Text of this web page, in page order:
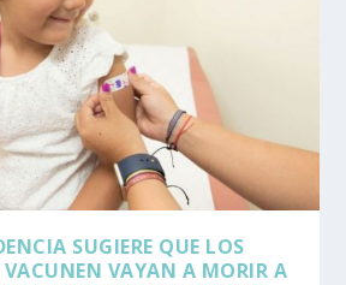
SUGIERE QUE LOS
VACUNEN VAYAN A MORIR A